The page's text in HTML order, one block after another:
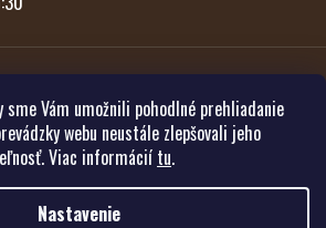
sme Vám umožnili pohodlné prehliadanie
webu neustále zlepšovali jeho
Viac informácií tu.
Nastavenie